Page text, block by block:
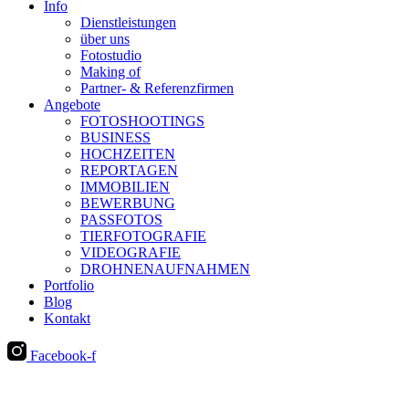
Info
Dienstleistungen
über uns
Fotostudio
Making of
Partner- & Referenzfirmen
Angebote
FOTOSHOOTINGS
BUSINESS
HOCHZEITEN
REPORTAGEN
IMMOBILIEN
BEWERBUNG
PASSFOTOS
TIERFOTOGRAFIE
VIDEOGRAFIE
DROHNENAUFNAHMEN
Portfolio
Blog
Kontakt
Facebook-f